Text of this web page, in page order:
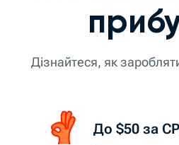
Дізнайтеся, як
До $50 за